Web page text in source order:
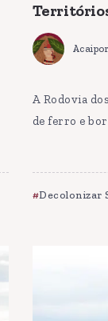
A Rodovia
de ferro e
Decolonizar